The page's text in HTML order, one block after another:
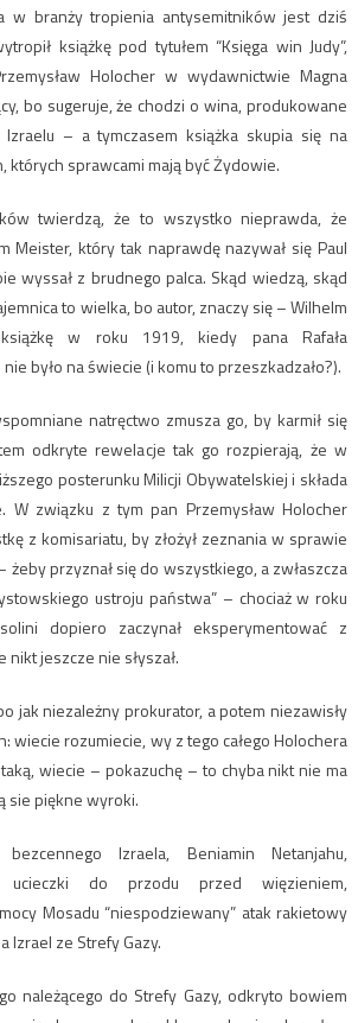
w branży tropienia antysemitników jest dziś
książkę pod tytułem “Księga win Judy”,
Holocher w wydawnictwie Magna
bo sugeruje, że chodzi o wina, produkowane
– a tymczasem książka skupia się na
których sprawcami mają być Żydowie.
twierdzą, że to wszystko nieprawda, że
Meister, który tak naprawdę nazywał się Paul
wyssał z brudnego palca. Skąd wiedzą, skąd
to wielka, bo autor, znaczy się – Wilhelm
w roku 1919, kiedy pana Rafała
było na świecie (i komu to przeszkadzało?).
natręctwo zmusza go, by karmił się
odkryte rewelacje tak go rozpierają, że w
posterunku Milicji Obywatelskiej i składa
W związku z tym pan Przemysław Holocher
z komisariatu, by złożył zeznania w sprawie
przyznał się do wszystkiego, a zwłaszcza
ustroju państwa” – chociaż w roku
dopiero zaczynał eksperymentować z
jeszcze nie słyszał.
jak niezależny prokurator, a potem niezawisły
wiecie rozumiecie, wy z tego całego Holochera
wiecie – pokazuchę – to chyba nikt nie ma
sie piękne wyroki.
bezcennego Izraela, Beniamin Netanjahu,
ucieczki do przodu przed więzieniem,
Mosadu “niespodziewany” atak rakietowy
Izrael ze Strefy Gazy.
należącego do Strefy Gazy, odkryto bowiem